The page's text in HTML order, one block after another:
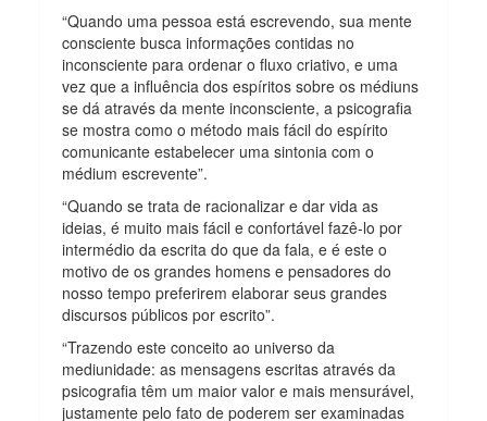
“Quando uma pessoa está escrevendo, sua mente
consciente busca informações contidas no
inconsciente para ordenar o fluxo criativo, e uma
vez que a influência dos espíritos sobre os médiuns
se dá através da mente inconsciente, a psicografia
se mostra como o método mais fácil do espírito
comunicante estabelecer uma sintonia com o
médium escrevente”.
“Quando se trata de racionalizar e dar vida as
ideias, é muito mais fácil e confortável fazê-lo por
intermédio da escrita do que da fala, e é este o
motivo de os grandes homens e pensadores do
nosso tempo preferirem elaborar seus grandes
discursos públicos por escrito”.
“Trazendo este conceito ao universo da
mediunidade: as mensagens escritas através da
psicografia têm um maior valor e mais mensurável,
justamente pelo fato de poderem ser examinadas